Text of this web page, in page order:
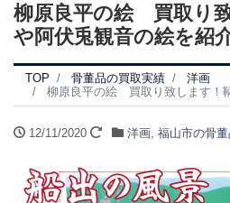
柳原良平の絵 買取り
や阿伏兎観音の絵を紹
TOP 骨董品の買取実績
洋画
柳原良平の絵 買取り致します！鞆の浦
12/11/2020 洋画, 福山市の骨董